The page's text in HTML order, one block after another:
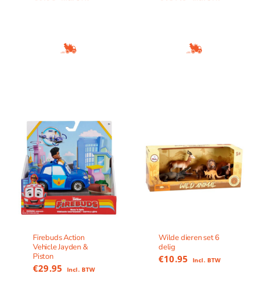
Firebuds Action
Vehicle Jayden &
Piston
€29.95 Incl. BTW
Wilde dieren set 6
delig
€10.95 Incl. BTW